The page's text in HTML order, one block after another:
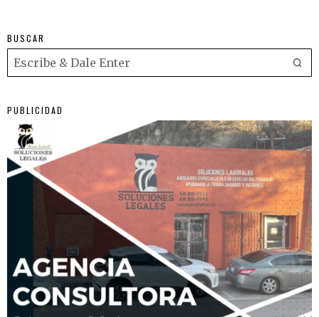
BUSCAR
PUBLICIDAD